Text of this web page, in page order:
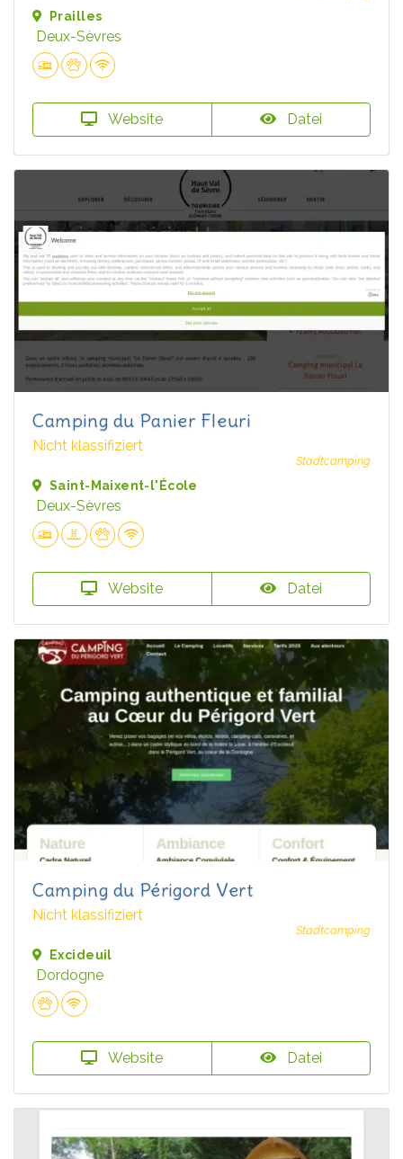
Prailles
Deux-Sèvres
Website Datei
Camping du Panier Fleuri
Nicht klassifiziert
Stadtcamping
Saint-Maixent-l'École
Deux-Sèvres
Website Datei
Camping du Périgord Vert
Nicht klassifiziert
Stadtcamping
Excideuil
Dordogne
Website Datei